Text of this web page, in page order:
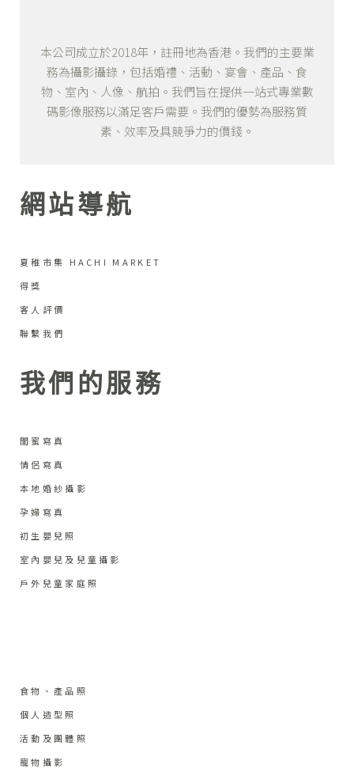
本公司成立於2018年，註冊地為香港。我們的主要業
務為攝影攝錄，包括婚禮、活動、宴會、產品、食
物、室內、人像、航拍。我們旨在提供一站式專業數
碼影像服務以滿足客戶需要。我們的優勢為服務質
素、效率及具競爭力的價錢。
網站導航
夏稚市集 HACHI MARKET
得獎
客人評價
聯繫我們
我們的服務
閨蜜寫真
情侶寫真
本地婚紗攝影
孕婦寫真
初生嬰兒照
室內嬰兒及兒童攝影
戶外兒童家庭照
食物、產品照
個人造型照
活動及團體照
寵物攝影